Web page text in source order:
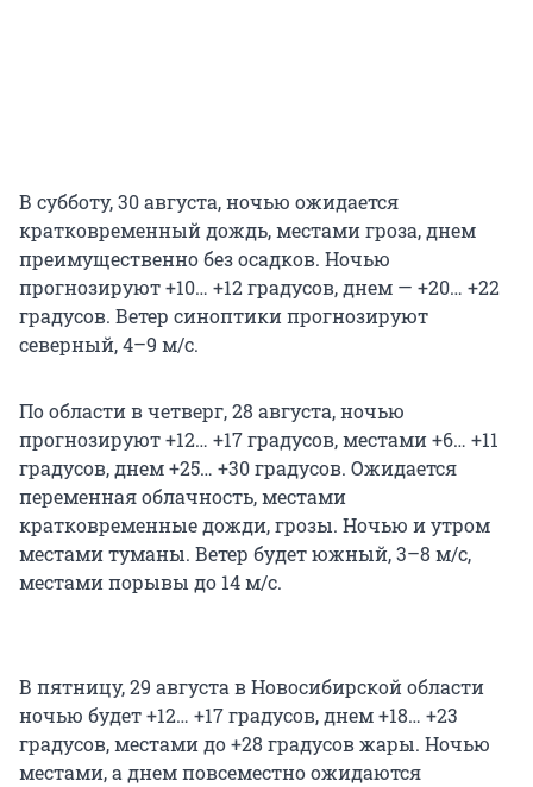
В субботу, 30 августа, ночью ожидается
кратковременный дождь, местами гроза, днем
преимущественно без осадков. Ночью
прогнозируют +10… +12 градусов, днем — +20… +22
градусов. Ветер синоптики прогнозируют
северный, 4–9 м/с.
По области в четверг, 28 августа, ночью
прогнозируют +12… +17 градусов, местами +6… +11
градусов, днем +25… +30 градусов. Ожидается
переменная облачность, местами
кратковременные дожди, грозы. Ночью и утром
местами туманы. Ветер будет южный, 3–8 м/с,
местами порывы до 14 м/с.
В пятницу, 29 августа в Новосибирской области
ночью будет +12… +17 градусов, днем +18… +23
градусов, местами до +28 градусов жары. Ночью
местами, а днем повсеместно ожидаются